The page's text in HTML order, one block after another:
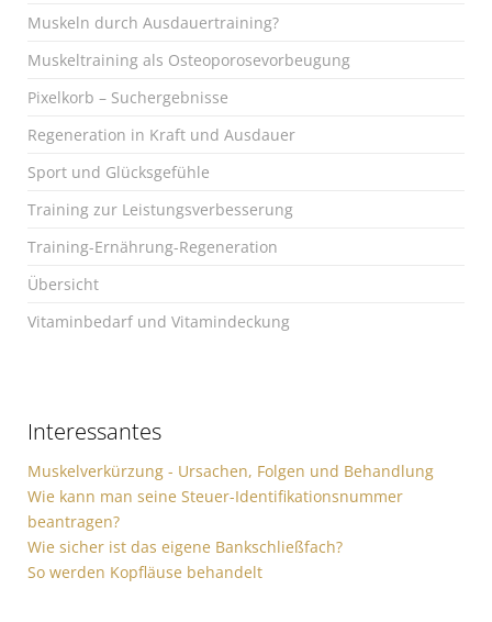
Muskeln durch Ausdauertraining?
Muskeltraining als Osteoporosevorbeugung
Pixelkorb – Suchergebnisse
Regeneration in Kraft und Ausdauer
Sport und Glücksgefühle
Training zur Leistungsverbesserung
Training-Ernährung-Regeneration
Übersicht
Vitaminbedarf und Vitamindeckung
Interessantes
Muskelverkürzung - Ursachen, Folgen und Behandlung
Wie kann man seine Steuer-Identifikationsnummer
beantragen?
Wie sicher ist das eigene Bankschließfach?
So werden Kopfläuse behandelt